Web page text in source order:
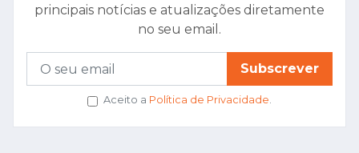
principais notícias e atualizações diretamente
no seu email.
Subscrever
Aceito a Política de Privacidade.